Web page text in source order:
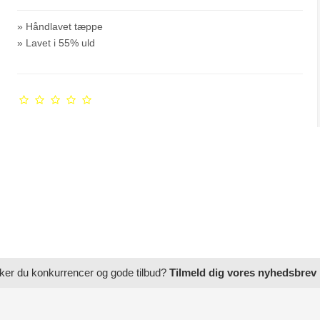
» Håndlavet tæppe
» Lavet i 55% uld
du konkurrencer og gode tilbud? Tilmeld dig vores nyhedsbrev